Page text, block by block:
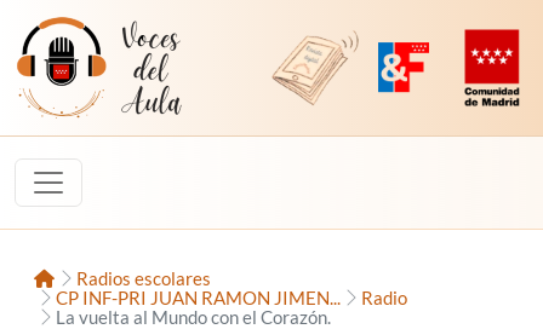
Saltar al contenido
Voces del Aula
Revista Digital de EducaMadrid
Plataforma de
InicioRadios escolares
CP INF-PRI JUAN RAMON JIMEN...
Radio
La vuelta al Mundo con el Corazón.